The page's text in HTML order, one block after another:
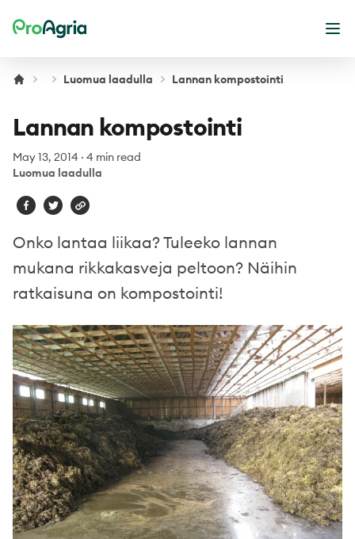
ProAgria
Luomua laadulla Lannan kompostointi
Lannan kompostointi
May 13, 2014 · 4 min read
Luomua laadulla
Onko lantaa liikaa? Tuleeko lannan
mukana rikkakasveja peltoon? Näihin
ratkaisuna on kompostointi!